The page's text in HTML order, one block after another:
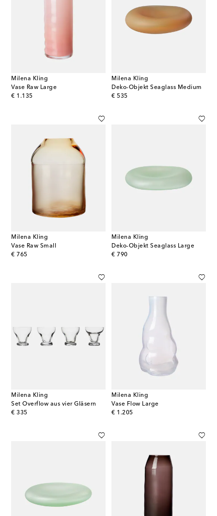
Milena Kling
Vase Raw Large
€ 1.135
original price
Milena Kling
Deko-Objekt Seaglass Medium
€ 535
original price
Milena Kling
Vase Raw Small
€ 765
original price
Milena Kling
Deko-Objekt Seaglass Large
€ 790
original price
Milena Kling
Set Overflow aus vier Gläsern
€ 335
original price
Milena Kling
Vase Flow Large
€ 1.205
original price